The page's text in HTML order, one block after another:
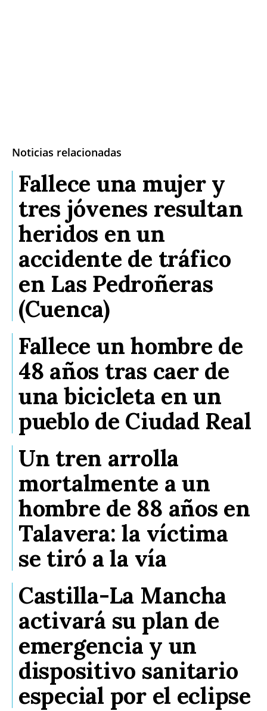
Noticias relacionadas
Fallece una mujer y
tres jóvenes resultan
heridos en un
accidente de tráfico
en Las Pedroñeras
(Cuenca)
Fallece un hombre de
48 años tras caer de
una bicicleta en un
pueblo de Ciudad Real
Un tren arrolla
mortalmente a un
hombre de 88 años en
Talavera: la víctima
se tiró a la vía
Castilla-La Mancha
activará su plan de
emergencia y un
dispositivo sanitario
especial por el eclipse